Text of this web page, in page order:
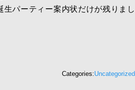
パーティー案内状だけが残りまし
Categories:Uncategorized